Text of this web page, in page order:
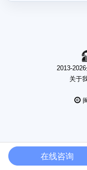
2013-
关于
在线咨询